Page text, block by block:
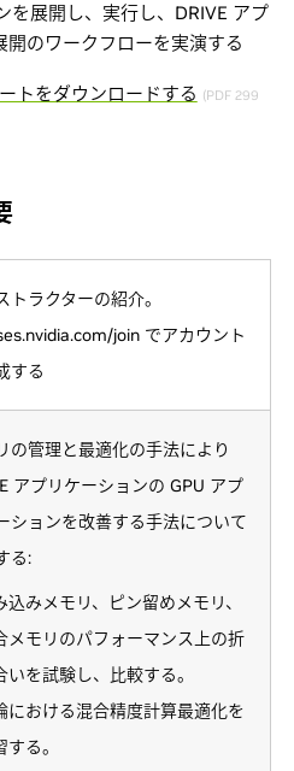
を展開し、実行し、DRIVE アプ
開のワークフローを実演する
トをダウンロードする (PDF 299
トラクターの紹介。
join でアカウント
する
の管理と最適化の手法により
アプリケーションの GPU アプ
ションを改善する手法について
る:
込みメモリ、ピン留めメモリ、
メモリのパフォーマンス上の折
いを試験し、比較する。
における混合精度計算最適化を
する。